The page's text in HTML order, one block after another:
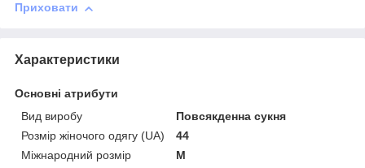
Приховати
Характеристики
Основні атрибути
Вид виробу
Повсякденна сукня
Розмір жіночого одягу (UA)
44
Міжнародний розмір
M